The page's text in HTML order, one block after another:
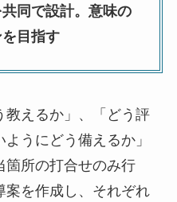
同で設計。意味の
目指す
教えるか」、「どう評
うにどう備えるか」
箇所の打合せのみ行
案を作成し、それぞれ